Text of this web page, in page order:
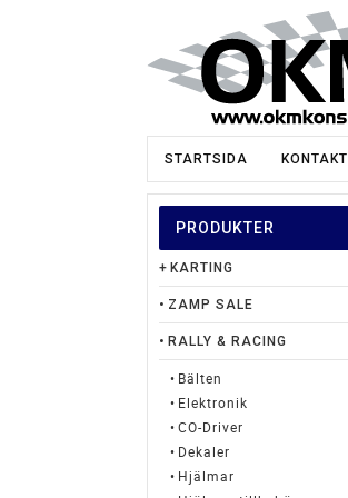
STARTSIDA KONTAKT
PRODUKTER
KARTING
ZAMP SALE
RALLY & RACING
Bälten
Elektronik
CO-Driver
Dekaler
Hjälmar